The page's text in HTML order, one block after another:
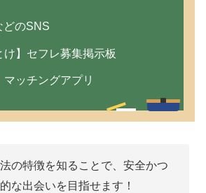
どのSNS
け】セフレ募集掲示板
マッチングアプリ
の特徴を知ることで、安全かつ
な出会いを目指せます！